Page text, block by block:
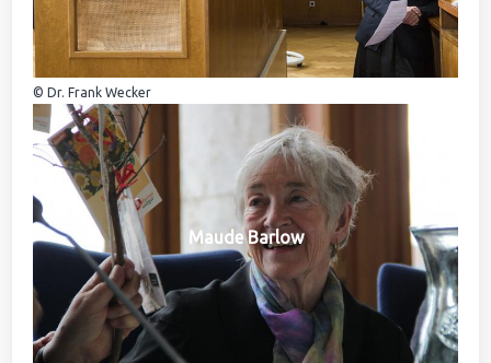
© Dr. Frank Wecker
Maude Barlow